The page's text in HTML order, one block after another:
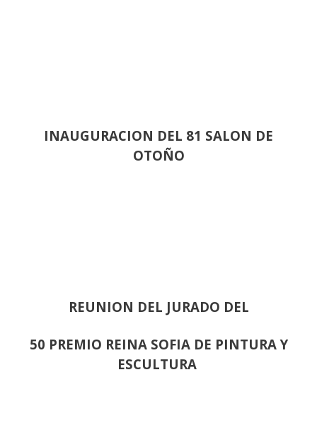
INAUGURACION DEL 81 SALON DE
OTOÑO
REUNION DEL JURADO DEL
50 PREMIO REINA SOFIA DE PINTURA Y
ESCULTURA